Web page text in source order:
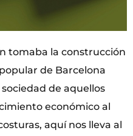
tomaba la construcción
de Barcelona
de aquellos
económico al
aquí nos lleva al